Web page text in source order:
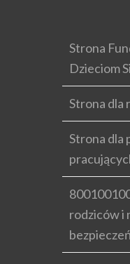
Strona
Dzieciom
Strona dla
Strona dla
rodziców i